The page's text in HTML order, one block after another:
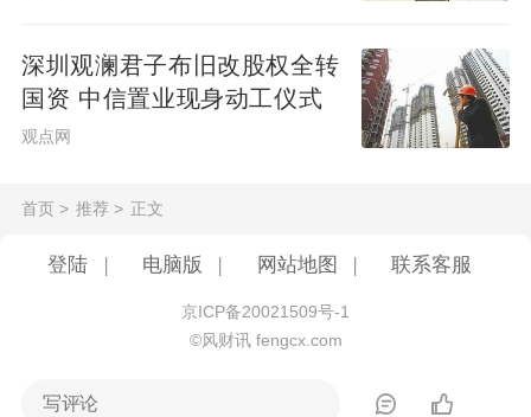
深圳观澜君子布旧改股权全转
国资 中信置业现身动工仪式
观点网
首页 > 推荐 > 正文
登陆 电脑版 网站地图 联系客服
京ICP备20021509号-1
©风财讯 fengcx.com
写评论